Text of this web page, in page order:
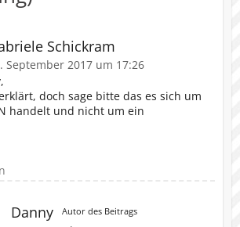
Schickram
September 2017 um 17:26
doch sage bitte das es sich um
handelt und nicht um ein
Danny Autor des Beitrags